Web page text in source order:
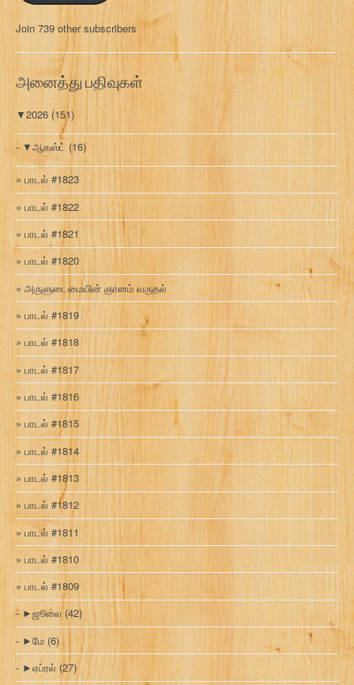
க
வ
Join 739 other subscribers
அனைத்து பதிவுகள்
▼2026 (151)
▼ஆகஸ்ட் (16)
பாடல் #1823
பாடல் #1822
பாடல் #1821
பாடல் #1820
அருளுடைமையின் ஞானம் வருதல்
பாடல் #1819
பாடல் #1818
பாடல் #1817
பாடல் #1816
பாடல் #1815
பாடல் #1814
பாடல் #1813
பாடல் #1812
பாடல் #1811
பாடல் #1810
பாடல் #1809
►ஜூலை (42)
►மே (6)
►ஏப்ரல் (27)